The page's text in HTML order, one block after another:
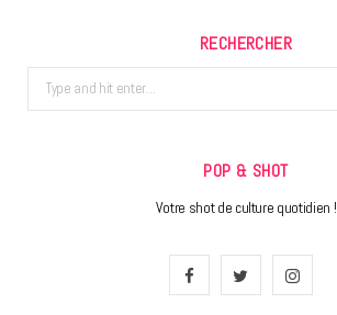
RECHERCHER
Search
for:
POP & SHOT
Votre shot de culture quotidien !
F
I